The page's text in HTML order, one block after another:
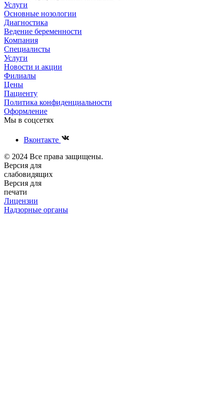
Услуги
Основные нозологии
Диагностика
Ведение беременности
Компания
Специалисты
Услуги
Новости и акции
Филиалы
Цены
Пациенту
Политика конфиденциальности
Оформление
Мы в соцсетях
Вконтакте
© 2024 Все права защищены.
Версия для
слабовидящих
Версия для
печати
Лицензии
Надзорные органы